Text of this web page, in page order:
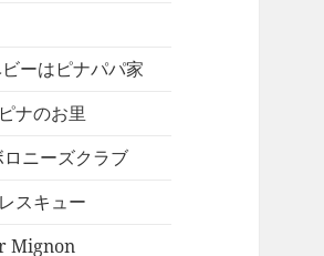
ーはピナパパ家
ナのお里
ニーズクラブ
スキュー
Mignon